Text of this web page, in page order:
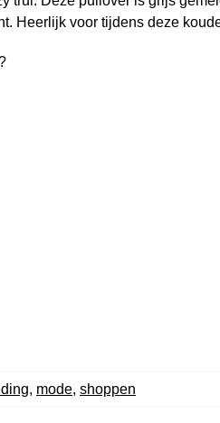
Heerlijk voor tijdens deze
, mode, shoppen